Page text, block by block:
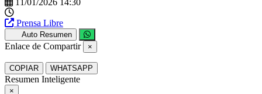
Prensa Libre
Auto Resumen
Enlace de Compartir ×
COPIAR WHATSAPP
Resumen Inteligente
×